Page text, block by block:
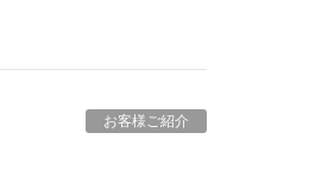
お客様ご紹介